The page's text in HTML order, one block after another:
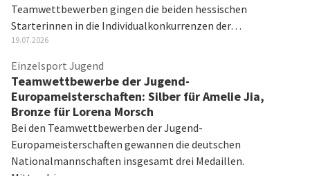
Teamwettbewerben gingen die beiden hessischen
Starterinnen in die Individualkonkurrenzen der…
19.07.2026
Einzelsport Jugend
Teamwettbewerbe der Jugend-
Europameisterschaften: Silber für Amelie Jia,
Bronze für Lorena Morsch
Bei den Teamwettbewerben der Jugend-
Europameisterschaften gewannen die deutschen
Nationalmannschaften insgesamt drei Medaillen.